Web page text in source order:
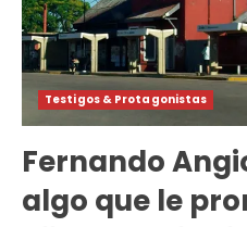
Testigos & Protagonistas
Fernando
algo que le